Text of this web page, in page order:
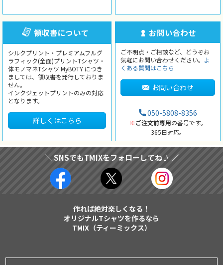
領収書について
シルクプリント・プレミアムフルグ
ラフィック(全面)プリントTシャツ・
体モノマネTシャツ MyBOTY につき
ましては、領収書を発行しておりま
せん。
インクジェットプリントのみの対応
となります。
詳しくはこちら
お問い合わせ
ご不明点・ご相談など、どうぞお
気軽にお問い合わせください。 よ
くある質問はこちら
お問い合わせ
050-5808-8356
※ご注文前専用の番号です。
365日対応。
＼ SNSでもTMIXをフォローしてね♪ ／
作れば絶対楽しくなる！
オリジナルTシャツを作るなら
TMIX（ティーミックス）